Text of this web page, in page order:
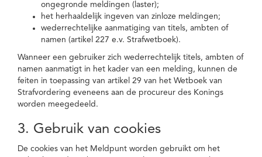
ongegronde meldingen (laster);
het herhaaldelijk ingeven van zinloze meldingen;
wederrechtelijke aanmatiging van titels, ambten of
namen (artikel 227 e.v. Strafwetboek).
Wanneer een gebruiker zich wederrechtelijk titels, ambten of
namen aanmatigt in het kader van een melding, kunnen de
feiten in toepassing van artikel 29 van het Wetboek van
Strafvordering eveneens aan de procureur des Konings
worden meegedeeld.
3. Gebruik van cookies
De cookies van het Meldpunt worden gebruikt om het